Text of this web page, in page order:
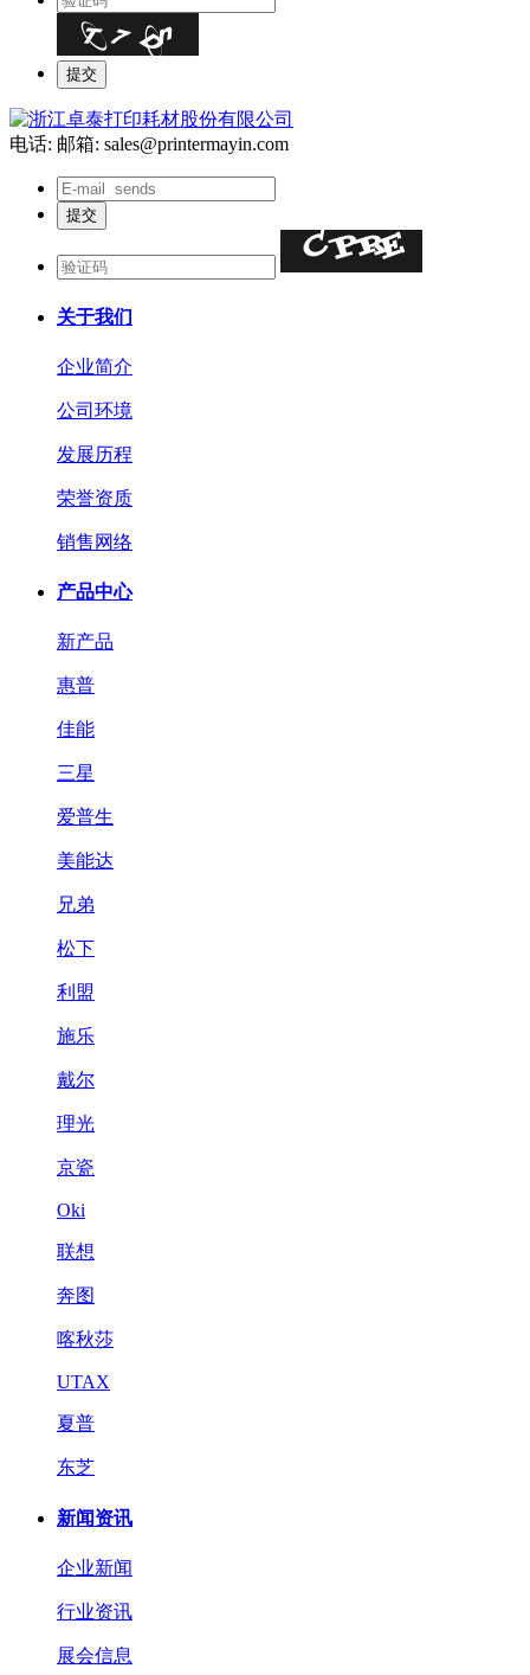
电话: 邮箱: sales@printermayin.com
关于我们
企业简介
公司环境
发展历程
荣誉资质
销售网络
产品中心
新产品
惠普
佳能
三星
爱普生
美能达
兄弟
松下
利盟
施乐
戴尔
理光
京瓷
Oki
联想
奔图
喀秋莎
UTAX
夏普
东芝
新闻资讯
企业新闻
行业资讯
展会信息